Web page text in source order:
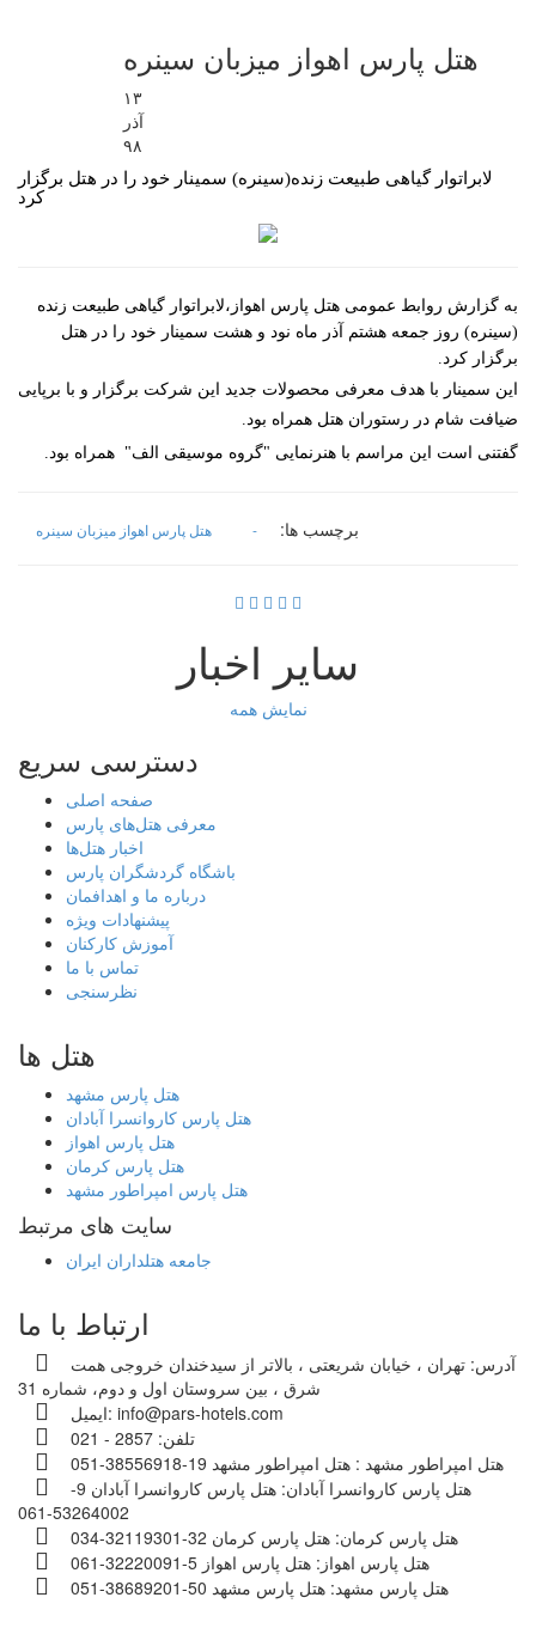
هتل پارس اهواز میزبان سینره
۱۳
آذر
۹۸
لابراتوار گیاهی طبیعت زنده(سینره) سمینار خود را در هتل برگزار
کرد
به گزارش روابط عمومی هتل پارس اهواز،لابراتوار گیاهی طبیعت زنده
(سینره) روز جمعه هشتم آذر ماه نود و هشت سمینار خود را در هتل
برگزار کرد.
این سمینار با هدف معرفی محصولات جدید این شرکت برگزار و با برپایی
ضیافت شام در رستوران هتل همراه بود.
گفتنی است این مراسم با هنرنمایی "گروه موسیقی الف" همراه بود.
برچسب ها: - هتل پارس اهواز میزبان سینره
سایر اخبار
نمایش همه
دسترسی سریع
صفحه اصلی
معرفی هتل‌های پارس
اخبار هتل‌ها
باشگاه گردشگران پارس
درباره ما و اهدافمان
پیشنهادات ویژه
آموزش کارکنان
تماس با ما
نظرسنجی
هتل ها
هتل پارس مشهد
هتل پارس کاروانسرا آبادان
هتل پارس اهواز
هتل پارس کرمان
هتل پارس امپراطور مشهد
سایت های مرتبط
جامعه هتلداران ایران
ارتباط با ما
آدرس: تهران ، خیابان شریعتی ، بالاتر از سیدخندان خروجی همت
شرق ، بین سروستان اول و دوم، شماره 31
ایمیل: info@pars-hotels.com
تلفن:
هتل امپراطور مشهد : هتل امپراطور مشهد 19-38556918-051
هتل پارس کاروانسرا آبادان:
هتل پارس کاروانسرا آبادان 9-
53264002-061
هتل پارس کرمان: هتل پارس کرمان 32-32119301-034
هتل پارس اهواز: هتل پارس اهواز 5-32220091-061
هتل پارس مشهد: هتل پارس مشهد 50-38689201-051